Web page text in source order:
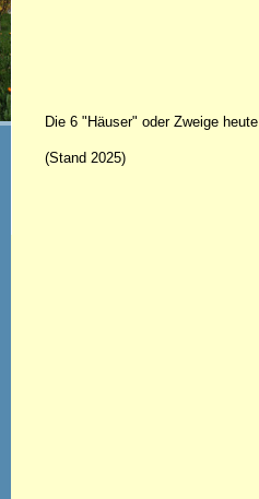
Die 6 "Häuser" oder Zweige heute
(Stand 2025)